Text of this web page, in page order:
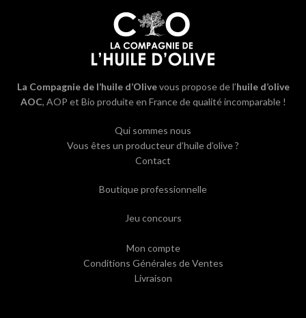
La Compagnie de l’huile d’Olivevous propose de l’huile d’olive
AOC, AOP et Bio produite en France de qualité incomparable !
Qui sommes nous
Vous êtes un producteur d’huile d’olive ?
Contact
Boutique professionnelle
Jeu concours
Mon compte
Conditions Générales de Ventes
Livraison